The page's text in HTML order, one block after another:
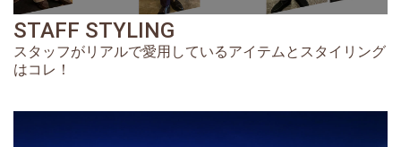
STAFF STYLING
スタッフがリアルで愛用しているアイテムとスタイリング
はコレ！